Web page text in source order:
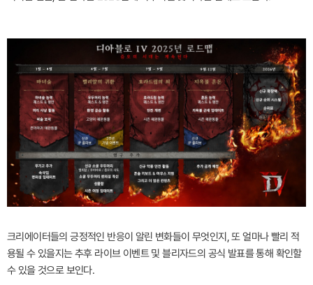
크리에이터들의 긍정적인 반응이 알린 변화들이 무엇인지, 또 얼마나 빨리 적
용될 수 있을지는 추후 라이브 이벤트 및 블리자드의 공식 발표를 통해 확인할
수 있을 것으로 보인다.